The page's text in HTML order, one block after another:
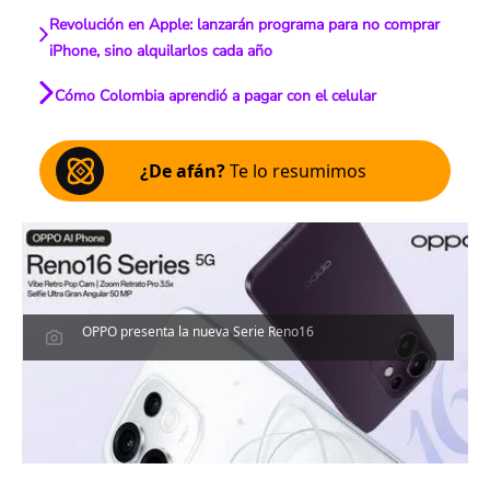
Revolución en Apple: lanzarán programa para no comprar
iPhone, sino alquilarlos cada año
Cómo Colombia aprendió a pagar con el celular
¿De afán?Te lo resumimos
OPPO presenta la nueva Serie Reno16